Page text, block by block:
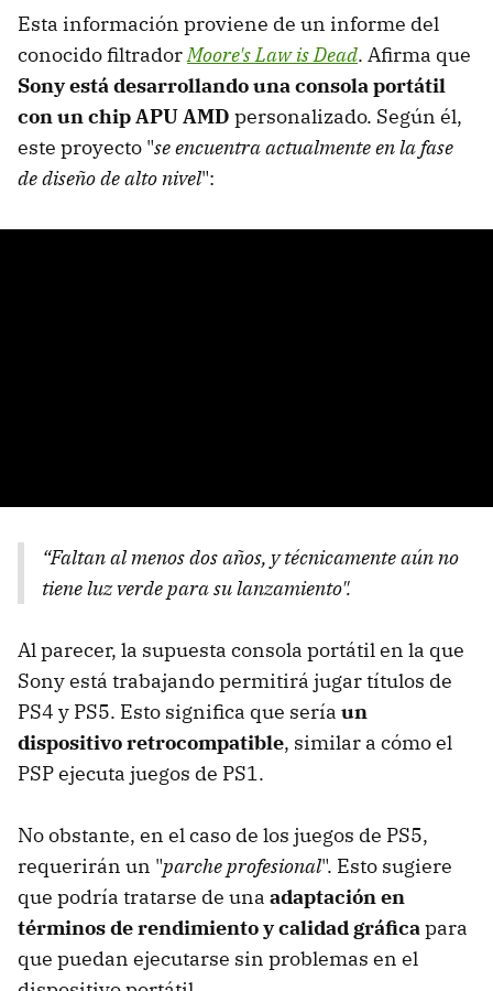
Esta información proviene de un informe del
conocido filtradorMoore's Law is Dead. Afirma que
Sony está desarrollando una consola portátil
con un chip APU AMD personalizado. Según él,
este proyecto "se encuentra actualmente en la fase
de diseño de alto nivel":
“Faltan al menos dos años, y técnicamente aún no
tiene luz verde para su lanzamiento".
Al parecer, la supuesta consola portátil en la que
Sony está trabajando permitirá jugar títulos de
PS4 y PS5. Esto significa que sería un
dispositivo retrocompatible, similar a cómo el
PSP ejecuta juegos de PS1.
No obstante, en el caso de los juegos de PS5,
requerirán un "parche profesional". Esto sugiere
que podría tratarse de una adaptación en
términos de rendimiento y calidad gráficapara
que puedan ejecutarse sin problemas en el